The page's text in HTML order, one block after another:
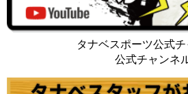
タナベスポーツ公式
公式チャンネ